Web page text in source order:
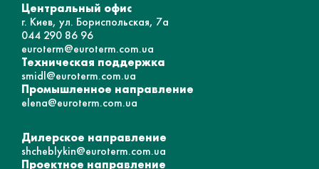
Центральный офис
г. Киев, ул. Бориспольская, 7а
044 290 86 96
euroterm@euroterm.com.ua
Техническая поддержка
smidl@euroterm.com.ua
Промышленное направление
elena@euroterm.com.ua
Дилерское направление
shcheblykin@euroterm.com.ua
Проектное направление